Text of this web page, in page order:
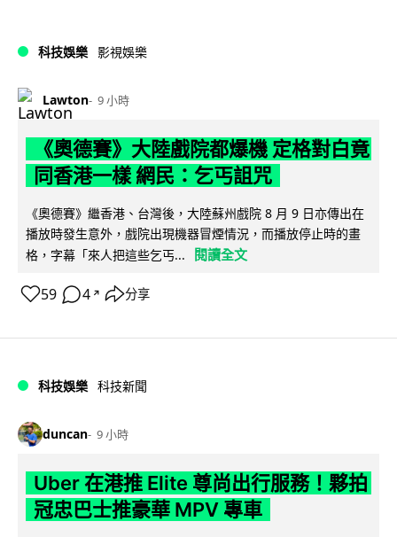
科技娛樂 影視娛樂
Lawton 9 小時
《奧德賽》大陸戲院都爆機 定格對白竟
同香港一樣 網民：乞丐詛咒
《奧德賽》繼香港、台灣後，大陸蘇州戲院 8 月 9 日亦傳出在
播放時發生意外，戲院出現機器冒煙情況，而播放停止時的畫
格，字幕「來人把這些乞丐...
閱讀全文
59 4 ↗ 分享
科技娛樂 科技新聞
duncan 9 小時
Uber 在港推 Elite 尊尚出行服務！夥拍
冠忠巴士推豪華 MPV 專車